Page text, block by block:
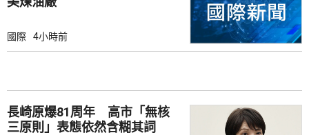
國際 4小時前
長崎原爆81周年 高市「無核
三原則」表態依然含糊其詞